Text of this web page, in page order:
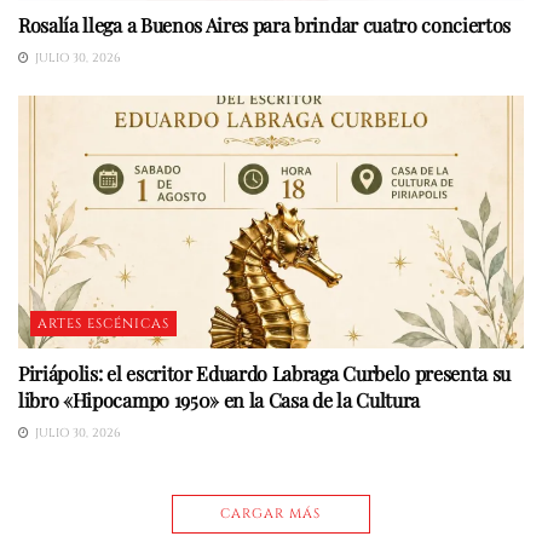
Rosalía llega a Buenos Aires para brindar cuatro conciertos
JULIO 30, 2026
ARTES ESCÉNICAS
Piriápolis: el escritor Eduardo Labraga Curbelo presenta su
libro «Hipocampo 1950» en la Casa de la Cultura
JULIO 30, 2026
CARGAR MÁS